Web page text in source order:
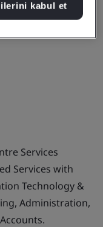
New Street No.
Services
Services with
Technology &
Administration,
kabul et